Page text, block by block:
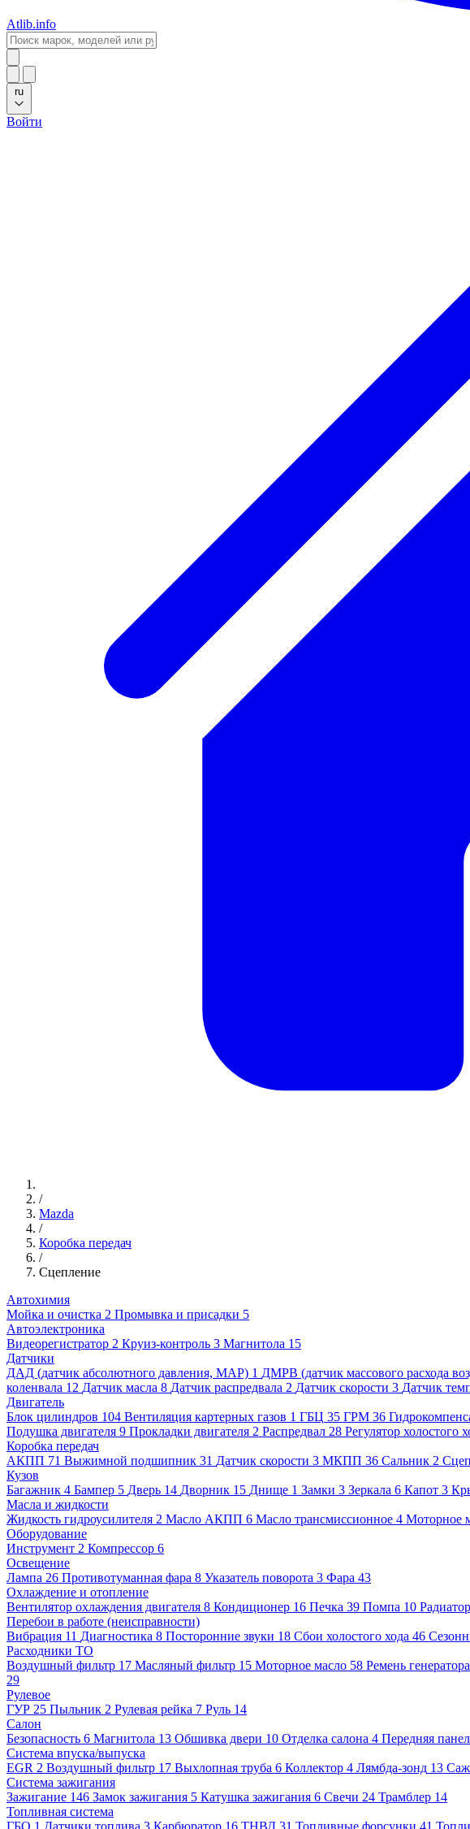
Atlib.info
ru
Войти
/
Mazda
/
Коробка передач
/
Сцепление
Автохимия
Мойка и очистка 2 Промывка и присадки 5
Автоэлектроника
Видеорегистратор 2 Круиз-контроль 3 Магнитола 15
Датчики
ДАД (датчик абсолютного давления, MAP) 1 ДМРВ (датчик массового расхода
коленвала 12 Датчик масла 8 Датчик распредвала 2 Датчик скорости 3 Датчик
Двигатель
Блок цилиндров 104 Вентиляция картерных газов 1 ГБЦ 35 ГРМ 36
Подушка двигателя 9 Прокладки двигателя 2 Распредвал 28 Регулятор холостого
Коробка передач
АКПП 71 Выжимной подшипник 31 Датчик скорости 3 МКПП 36 Сальник 2
Кузов
Багажник 4 Бампер 5 Дверь 14 Дворник 15 Днище 1 Замки 3 Зеркала 6 Капот 3
Масла и жидкости
Жидкость гидроусилителя 2 Масло АКПП 6 Масло трансмиссионное 4 Моторное
Оборудование
Инструмент 2 Компрессор 6
Освещение
Лампа 26 Противотуманная фара 8 Указатель поворота 3 Фара 43
Охлаждение и отопление
Вентилятор охлаждения двигателя 8 Кондиционер 16 Печка 39 Помпа 10 Радиатор
Перебои в работе (неисправности)
Вибрация 11 Диагностика 8 Посторонние звуки 18 Сбои холостого хода 46
Расходники ТО
Воздушный фильтр 17 Масляный фильтр 15 Моторное масло 58 Ремень генератора
29
Рулевое
ГУР 25 Пыльник 2 Рулевая рейка 7 Руль 14
Салон
Безопасность 6 Магнитола 13 Обшивка двери 10 Отделка салона 4 Передняя
Система впуска/выпуска
EGR 2 Воздушный фильтр 17 Выхлопная труба 6 Коллектор 4 Лямбда-зонд 13
Система зажигания
Зажигание 146 Замок зажигания 5 Катушка зажигания 6 Свечи 24 Трамблер 14
Топливная система
ГБО 1 Датчики топлива 3 Карбюратор 16 ТНВД 31 Топливные форсунки 41